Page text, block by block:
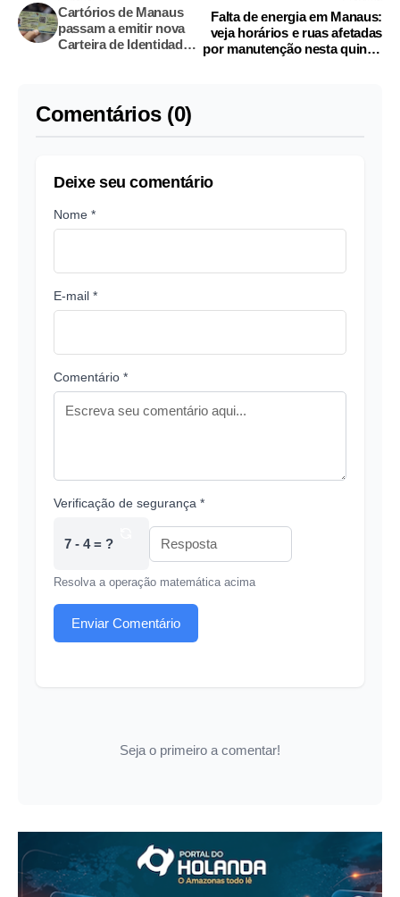
Cartórios de Manaus
passam a emitir nova
Carteira de Identidade;
Falta de energia em Manaus:
veja horários e ruas afetadas
por manutenção nesta quinta-
Comentários (0)
Deixe seu comentário
Nome *
E-mail *
Comentário *
Verificação de segurança *
7 - 4 = ?
Resolva a operação matemática acima
Enviar Comentário
Seja o primeiro a comentar!